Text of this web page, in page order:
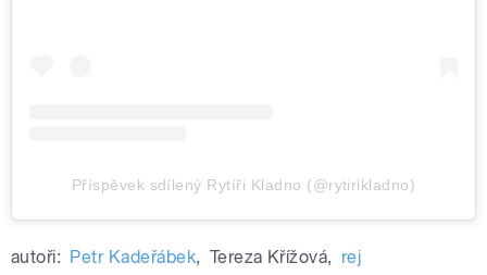
Příspěvek sdílený Rytíři Kladno (@rytirikladno)
autoři: Petr Kadeřábek, Tereza Křížová, rej